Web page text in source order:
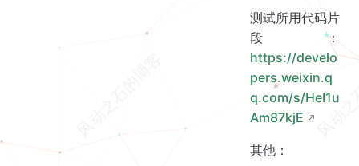
测试所用代码片
段：
https://develo
pers.weixin.q
q.com/s/HeI1u
Am87kjE
其他：